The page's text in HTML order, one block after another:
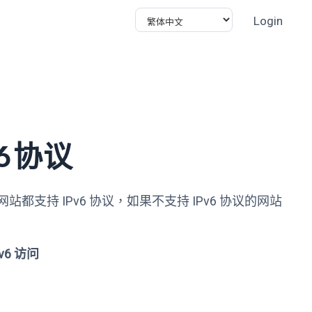
Login
协议
都支持 IPv6 协议，如果不支持 IPv6 协议的网站
访问